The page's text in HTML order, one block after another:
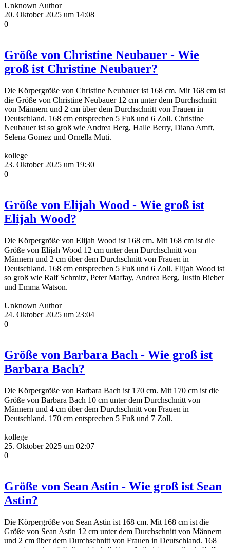
Unknown Author
20. Oktober 2025 um 14:08
0
Größe von Christine Neubauer - Wie
groß ist Christine Neubauer?
Die Körpergröße von Christine Neubauer ist 168 cm. Mit 168 cm ist
die Größe von Christine Neubauer 12 cm unter dem Durchschnitt
von Männern und 2 cm über dem Durchschnitt von Frauen in
Deutschland. 168 cm entsprechen 5 Fuß und 6 Zoll. Christine
Neubauer ist so groß wie Andrea Berg, Halle Berry, Diana Amft,
Selena Gomez und Ornella Muti.
kollege
23. Oktober 2025 um 19:30
0
Größe von Elijah Wood - Wie groß ist
Elijah Wood?
Die Körpergröße von Elijah Wood ist 168 cm. Mit 168 cm ist die
Größe von Elijah Wood 12 cm unter dem Durchschnitt von
Männern und 2 cm über dem Durchschnitt von Frauen in
Deutschland. 168 cm entsprechen 5 Fuß und 6 Zoll. Elijah Wood ist
so groß wie Ralf Schmitz, Peter Maffay, Andrea Berg, Justin Bieber
und Emma Watson.
Unknown Author
24. Oktober 2025 um 23:04
0
Größe von Barbara Bach - Wie groß ist
Barbara Bach?
Die Körpergröße von Barbara Bach ist 170 cm. Mit 170 cm ist die
Größe von Barbara Bach 10 cm unter dem Durchschnitt von
Männern und 4 cm über dem Durchschnitt von Frauen in
Deutschland. 170 cm entsprechen 5 Fuß und 7 Zoll.
kollege
25. Oktober 2025 um 02:07
0
Größe von Sean Astin - Wie groß ist Sean
Astin?
Die Körpergröße von Sean Astin ist 168 cm. Mit 168 cm ist die
Größe von Sean Astin 12 cm unter dem Durchschnitt von Männern
und 2 cm über dem Durchschnitt von Frauen in Deutschland. 168